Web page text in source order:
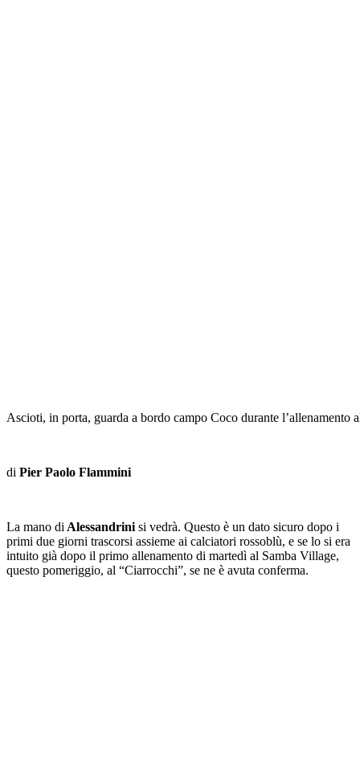
Ascioti, in porta, guarda a bordo campo Coco durante l’allenamento
di Pier Paolo Flammini
La mano di Alessandrini si vedrà. Questo è un dato sicuro dopo i
primi due giorni trascorsi assieme ai calciatori rossoblù, e se lo si era
intuito già dopo il primo allenamento di martedì al Samba Village,
questo pomeriggio, al “Ciarrocchi”, se ne è avuta conferma.